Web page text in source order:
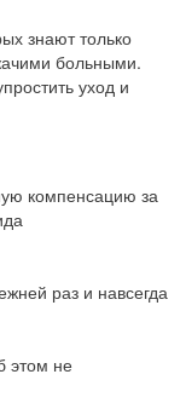
знают только
больными.
уход и
компенсацию за
раз и навсегда
этом не